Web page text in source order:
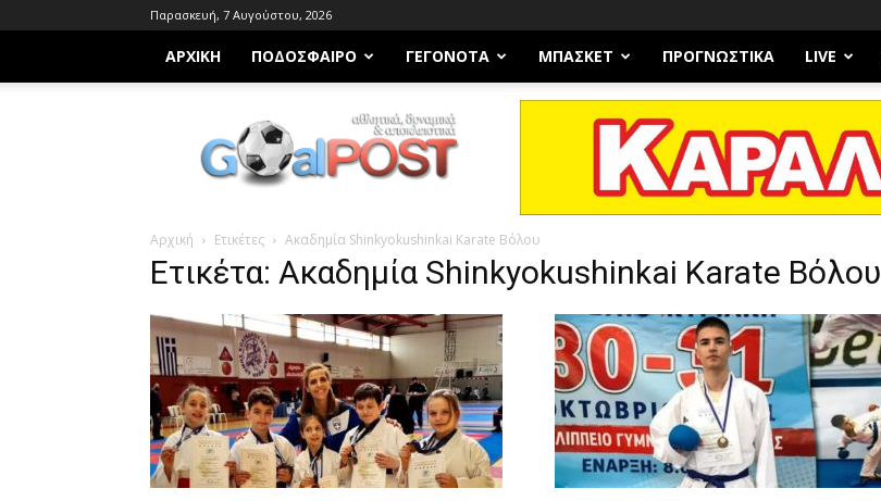
Παρασκευή, 7 Αυγούστου, 2026
ΑΡΧΙΚΗ ΠΟΔΌΣΦΑΙΡΟ ΓΕΓΟΝΌΤΑ ΜΠΆΣΚΕΤ ΠΡΟΓΝΩΣΤΙΚΑ LIVE
Goalpost.gr
Αρχική Ετικέτες Ακαδημία Shinkyokushinkai Karate Βόλου
Ετικέτα: Ακαδημία Shinkyokushinkai Karate Βόλου